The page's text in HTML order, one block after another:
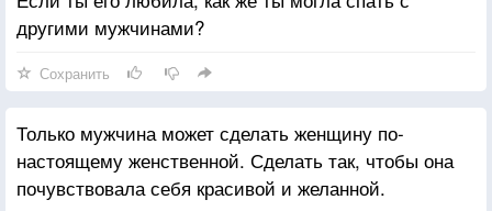
другими мужчинами?
Сохранить
Только мужчина может сделать женщину по-
настоящему женственной. Сделать так, чтобы она
почувствовала себя красивой и желанной.